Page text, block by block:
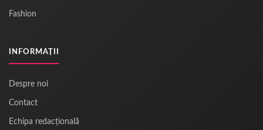
Fashion
INFORMAȚII
Despre noi
Contact
Echipa redacțională